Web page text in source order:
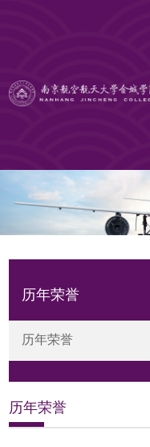
历年荣誉
历年荣誉
历年荣誉